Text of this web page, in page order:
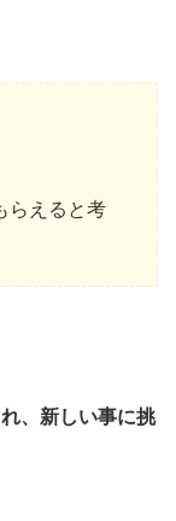
えると考
、新しい事に挑